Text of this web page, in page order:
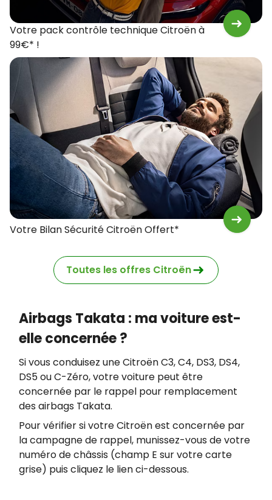
Votre pack contrôle technique Citroën à
99€* !
Votre Bilan Sécurité Citroën Offert*
Toutes les offres Citroën
Airbags Takata : ma voiture est-
elle concernée ?
Si vous conduisez une Citroën C3, C4, DS3, DS4,
DS5 ou C-Zéro, votre voiture peut être
concernée par le rappel pour remplacement
des airbags Takata.
Pour vérifier si votre Citroën est concernée par
la campagne de rappel, munissez-vous de votre
numéro de châssis (champ E sur votre carte
grise) puis cliquez le lien ci-dessous.